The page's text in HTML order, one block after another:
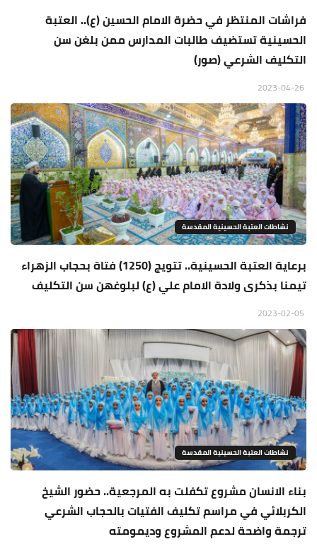
فراشات المنتظر في حضرة الامام الحسين (ع).. العتبة
الحسينية تستضيف طالبات المدارس ممن بلغن سن
التكليف الشرعي (صور)
نشاطات العتبة الحسينية المقدسة
برعاية العتبة الحسينية.. تتويج (1250) فتاة بحجاب الزهراء
تيمنا بذكرى ولادة الامام علي (ع) لبلوغهن سن التكليف
نشاطات العتبة الحسينية المقدسة
بناء الانسان مشروع تكفلت به المرجعية.. حضور الشيخ
الكربلائي في مراسم تكليف الفتيات بالحجاب الشرعي
ترجمة واضحة لدعم المشروع وديمومته